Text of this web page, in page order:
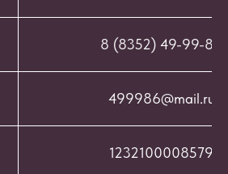
8 (8352) 49-99-86
499986@mail.ru
1232100008579